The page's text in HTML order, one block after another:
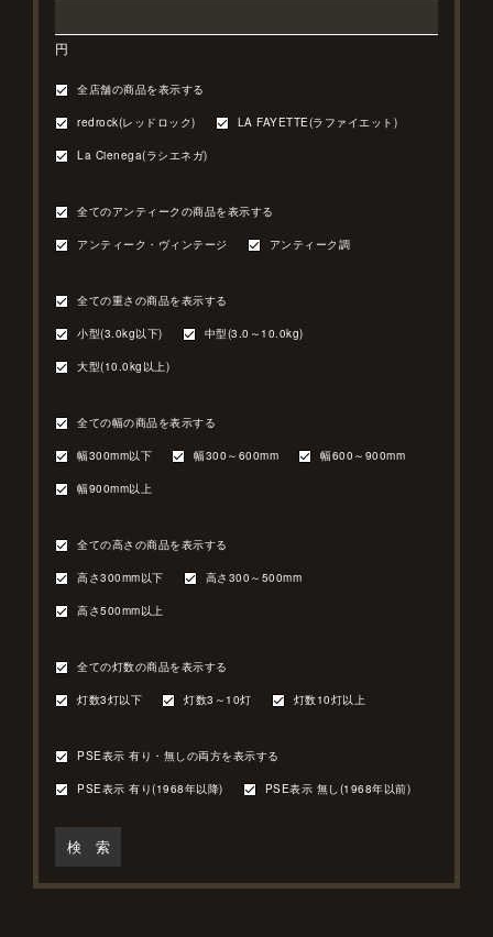
円
全店舗の商品を表示する
redrock(レッドロック) LA FAYETTE(ラファイエット)
La Cienega(ラシエネガ)
全てのアンティークの商品を表示する
アンティーク・ヴィンテージ アンティーク調
全ての重さの商品を表示する
小型(3.0kg以下) 中型(3.0～10.0kg)
大型(10.0kg以上)
全ての幅の商品を表示する
幅300mm以下 幅300～600mm 幅600～900mm
幅900mm以上
全ての高さの商品を表示する
高さ300mm以下 高さ300～500mm
高さ500mm以上
全ての灯数の商品を表示する
灯数3灯以下 灯数3～10灯 灯数10灯以上
PSE表示 有り・無しの両方を表示する
PSE表示 有り(1968年以降) PSE表示 無し(1968年以前)
検 索